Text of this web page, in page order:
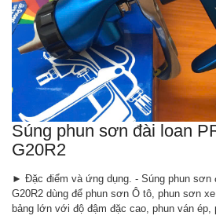
Súng phun sơn đài loan
G20R2
► Đặc điểm và ứng dụng. - Súng phun sơn
G20R2 dùng để phun sơn Ô tô, phun sơn
bảng lớn với độ đậm đặc cao, phun ván ép,